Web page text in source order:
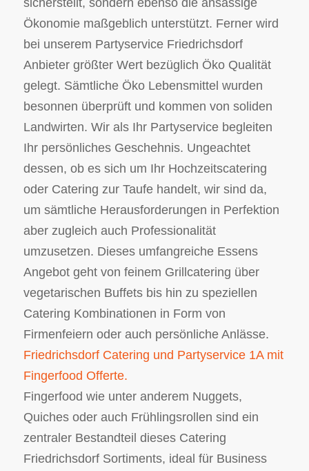
Ökonomie maßgeblich unterstützt. Ferner wird
bei unserem Partyservice Friedrichsdorf
Anbieter größter Wert bezüglich Öko Qualität
gelegt. Sämtliche Öko Lebensmittel wurden
besonnen überprüft und kommen von soliden
Landwirten. Wir als Ihr Partyservice begleiten
Ihr persönliches Geschehnis. Ungeachtet
dessen, ob es sich um Ihr Hochzeitscatering
oder Catering zur Taufe handelt, wir sind da,
um sämtliche Herausforderungen in Perfektion
aber zugleich auch Professionalität
umzusetzen. Dieses umfangreiche Essens
Angebot geht von feinem Grillcatering über
vegetarischen Buffets bis hin zu speziellen
Catering Kombinationen in Form von
Firmenfeiern oder auch persönliche Anlässe.
Friedrichsdorf Catering und Partyservice 1A mit
Fingerfood Offerte.
Fingerfood wie unter anderem Nuggets,
Quiches oder auch Frühlingsrollen sind ein
zentraler Bestandteil dieses Catering
Friedrichsdorf Sortiments, ideal für Business